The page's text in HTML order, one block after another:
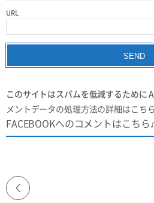
URL
このサイトはスパムを低減するために
メントデータの処理方法の詳細はこち
FACEBOOKへのコメントはこちら